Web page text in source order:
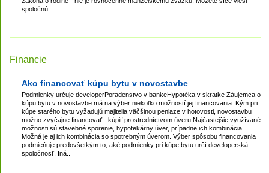
spoločnú..
Financie
Ako financovať kúpu bytu v novostavbe
Podmienky určuje developerPoradenstvo v bankeHypotéka v skratke Záujemca o
kúpu bytu v novostavbe má na výber niekoľko možností jej financovania. Kým pri
kúpe starého bytu vyžadujú majitelia väčšinou peniaze v hotovosti, novostavbu
možno zvyčajne financovať - kúpiť prostredníctvom úveru.Najčastejšie využívané
možnosti sú stavebné sporenie, hypotekárny úver, prípadne ich kombinácia.
Možná je aj ich kombinácia so spotrebným úverom. Výber spôsobu financovania
podmieňuje predovšetkým to, aké podmienky pri kúpe bytu určí developerská
spoločnosť. Iná..